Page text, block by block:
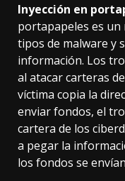
Inyección en
portapapeles es
tipos de malware y
información. Los
al atacar carteras
víctima copia la
enviar fondos, el
cartera de los
a pegar la
los fondos se